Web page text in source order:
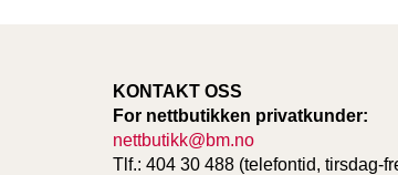
KONTAKT OSS
For nettbutikken privatkunder:
nettbutikk@bm.no
Tlf.: 404 30 488 (telefontid, tirsdag-